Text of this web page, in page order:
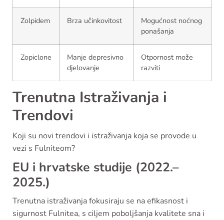
Zolpidem Brza učinkovitost
Mogućnost noćnog
ponašanja
Zopiclone
Manje depresivno
djelovanje
Otpornost može
razviti
Trenutna Istraživanja i
Trendovi
Koji su novi trendovi i istraživanja koja se provode u
vezi s Fulniteom?
EU i hrvatske studije (2022.–
2025.)
Trenutna istraživanja fokusiraju se na efikasnost i
sigurnost Fulnitea, s ciljem poboljšanja kvalitete sna i